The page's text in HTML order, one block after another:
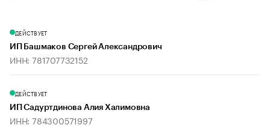
ДЕЙСТВУЕТ
ИП Башмаков Сергей Александрович
ИНН: 781707732152
ДЕЙСТВУЕТ
ИП Садуртдинова Алия Халимовна
ИНН: 784300571997